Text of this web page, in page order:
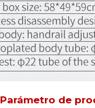
Parámetro de